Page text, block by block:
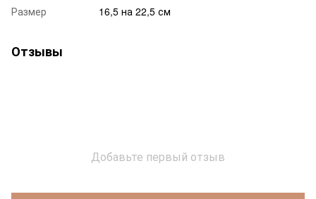
Размер
16,5 на 22,5 см
Отзывы
Добавьте первый отзыв